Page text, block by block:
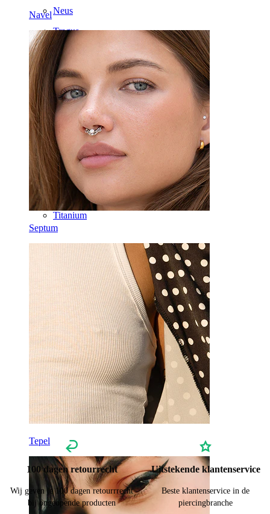
Navel
Septum
Tepel
Neus
Tragus
Recht staafje
Rook
Daith
Hoefijzer
Ring
Gereedschappen
Gebogen staafje
Titanium
100 dagen retourrecht
Wij geven je 100 dagen retourrrecht
bij ongeopende producten
Uitstekende klantenservice
Beste klantenservice in de
piercingbranche